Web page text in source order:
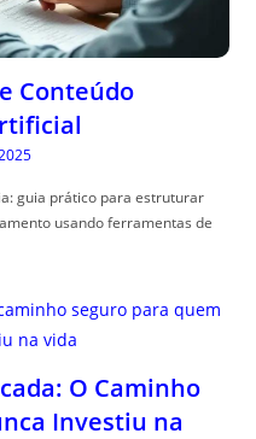
Conteúdo
guia prático para estruturar
usando ferramentas de
O Caminho
Investiu na